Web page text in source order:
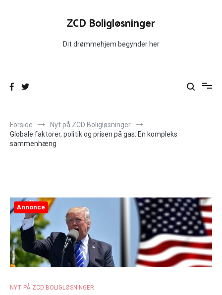
ZCD Boligløsninger
Dit drømmehjem begynder her
Forside
Nyt på ZCD Boligløsninger
Globale faktorer, politik og prisen på gas: En kompleks
sammenhæng
Annonce
NYT PÅ ZCD BOLIGLØSNINGER